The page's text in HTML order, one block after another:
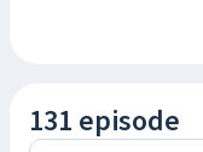
131 episode